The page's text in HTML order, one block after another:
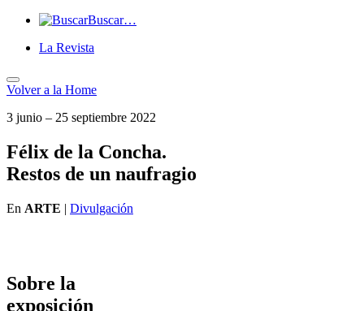
Buscar…
La Revista
Volver a la Home
3 junio – 25 septiembre 2022
Félix de la Concha.
Restos de un naufragio
En ARTE | Divulgación
Sobre la
exposición